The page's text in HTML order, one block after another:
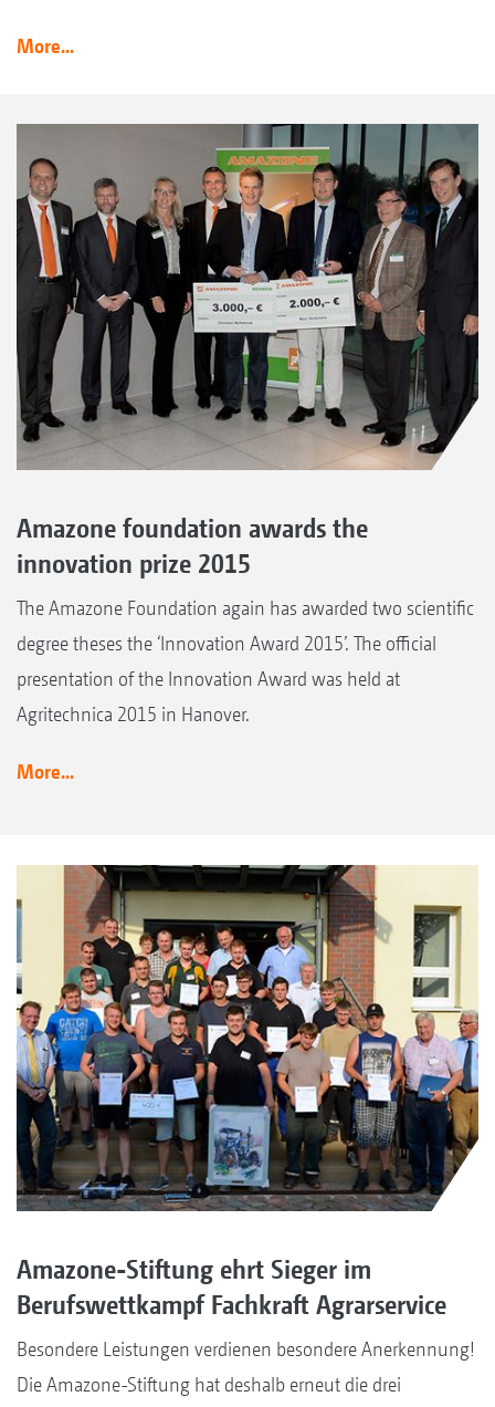
More...
Amazone foundation awards the
innovation prize 2015
The Amazone Foundation again has awarded two scientific
degree theses the ‘Innovation Award 2015’. The official
presentation of the Innovation Award was held at
Agritechnica 2015 in Hanover.
More...
Amazone-Stiftung ehrt Sieger im
Berufswettkampf Fachkraft Agrarservice
Besondere Leistungen verdienen besondere Anerkennung!
Die Amazone-Stiftung hat deshalb erneut die drei